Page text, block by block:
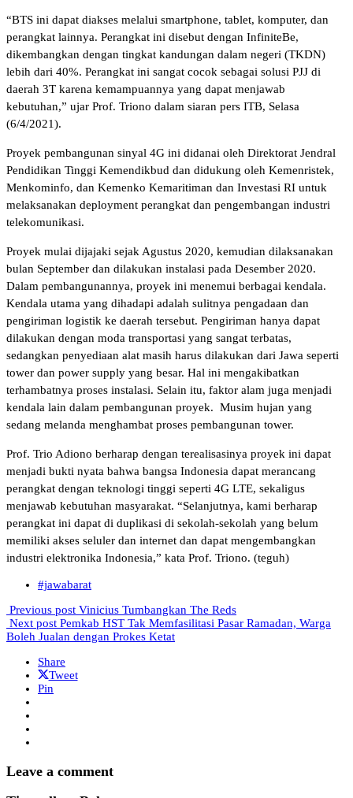
“BTS ini dapat diakses melalui smartphone, tablet, komputer, dan
perangkat lainnya. Perangkat ini disebut dengan InfiniteBe,
dikembangkan dengan tingkat kandungan dalam negeri (TKDN)
lebih dari 40%. Perangkat ini sangat cocok sebagai solusi PJJ di
daerah 3T karena kemampuannya yang dapat menjawab
kebutuhan,” ujar Prof. Triono dalam siaran pers ITB, Selasa
(6/4/2021).
Proyek pembangunan sinyal 4G ini didanai oleh Direktorat Jendral
Pendidikan Tinggi Kemendikbud dan didukung oleh Kemenristek,
Menkominfo, dan Kemenko Kemaritiman dan Investasi RI untuk
melaksanakan deployment perangkat dan pengembangan industri
telekomunikasi.
Proyek mulai dijajaki sejak Agustus 2020, kemudian dilaksanakan
bulan September dan dilakukan instalasi pada Desember 2020.
Dalam pembangunannya, proyek ini menemui berbagai kendala.
Kendala utama yang dihadapi adalah sulitnya pengadaan dan
pengiriman logistik ke daerah tersebut. Pengiriman hanya dapat
dilakukan dengan moda transportasi yang sangat terbatas,
sedangkan penyediaan alat masih harus dilakukan dari Jawa seperti
tower dan power supply yang besar. Hal ini mengakibatkan
terhambatnya proses instalasi. Selain itu, faktor alam juga menjadi
kendala lain dalam pembangunan proyek. Musim hujan yang
sedang melanda menghambat proses pembangunan tower.
Prof. Trio Adiono berharap dengan terealisasinya proyek ini dapat
menjadi bukti nyata bahwa bangsa Indonesia dapat merancang
perangkat dengan teknologi tinggi seperti 4G LTE, sekaligus
menjawab kebutuhan masyarakat. “Selanjutnya, kami berharap
perangkat ini dapat di duplikasi di sekolah-sekolah yang belum
memiliki akses seluler dan internet dan dapat mengembangkan
industri elektronika Indonesia,” kata Prof. Triono. (teguh)
#jawabarat
Previous post Vinicius Tumbangkan The Reds
Next post Pemkab HST Tak Memfasilitasi Pasar Ramadan, Warga
Boleh Jualan dengan Prokes Ketat
Share
Tweet
Pin
Leave a comment